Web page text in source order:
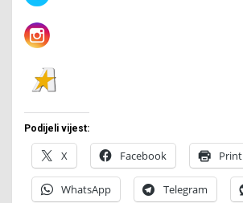
Podijeli vijest:
X Facebook Print
WhatsApp Telegram